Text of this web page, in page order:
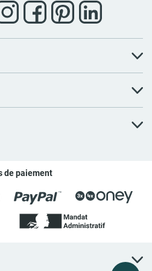
européen de45 mm (1" 1/4)
une compatibilité universelle avec
de paiement